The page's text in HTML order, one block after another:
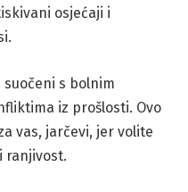
osjećaji i
suočeni s bolnim
iz prošlosti. Ovo
vas, jarčevi, jer volite
ranjivost.